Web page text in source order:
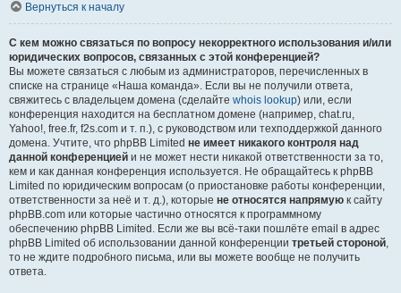
Вернуться к началу
С кем можно связаться по вопросу некорректного использования и/или
юридических вопросов, связанных с этой конференцией?
Вы можете связаться с любым из администраторов, перечисленных в
списке на странице «Наша команда». Если вы не получили ответа,
свяжитесь с владельцем домена (сделайте whois lookup) или, если
конференция находится на бесплатном домене (например, chat.ru,
Yahoo!, free.fr, f2s.com и т. п.), с руководством или техподдержкой данного
домена. Учтите, что phpBB Limited не имеет никакого контроля над
данной конференцией и не может нести никакой ответственности за то,
кем и как данная конференция используется. Не обращайтесь к phpBB
Limited по юридическим вопросам (о приостановке работы конференции,
ответственности за неё и т. д.), которые не относятся напрямую к сайту
phpBB.com или которые частично относятся к программному
обеспечению phpBB Limited. Если же вы всё-таки пошлёте email в адрес
phpBB Limited об использовании данной конференции третьей стороной,
то не ждите подробного письма, или вы можете вообще не получить
ответа.